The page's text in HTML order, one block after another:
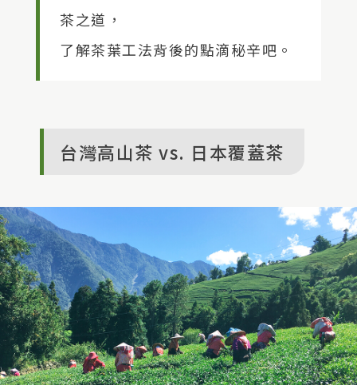
茶之道，
了解茶葉工法背後的點滴秘辛吧。
台灣高山茶 vs. 日本覆蓋茶